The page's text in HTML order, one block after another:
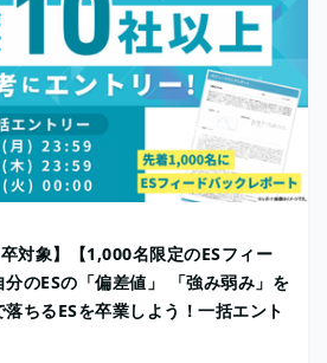
対象】【1,000名限定のESフィー
分のESの「偏差値」 「強み弱み」を
ちるESを卒業しよう！一括エント